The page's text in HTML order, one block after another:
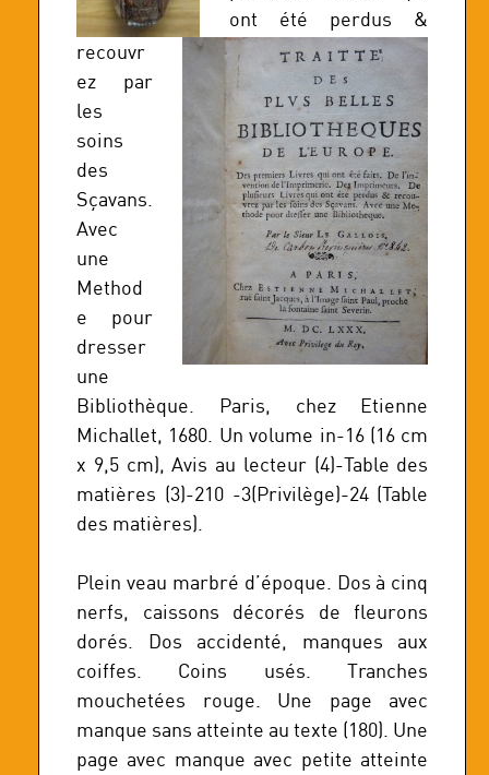
ont été perdus &
recouvr
ez par
les
soins
des
Sçavans.
Avec
une
Method
e pour
dresser
une
Bibliothèque. Paris, chez Etienne
Michallet, 1680. Un volume in-16 (16 cm
x 9,5 cm), Avis au lecteur (4)-Table des
matières (3)-210 -3(Privilège)-24 (Table
des matières).
Plein veau marbré d’époque. Dos à cinq
nerfs, caissons décorés de fleurons
dorés. Dos accidenté, manques aux
coiffes. Coins usés. Tranches
mouchetées rouge. Une page avec
manque sans atteinte au texte (180). Une
page avec manque avec petite atteinte